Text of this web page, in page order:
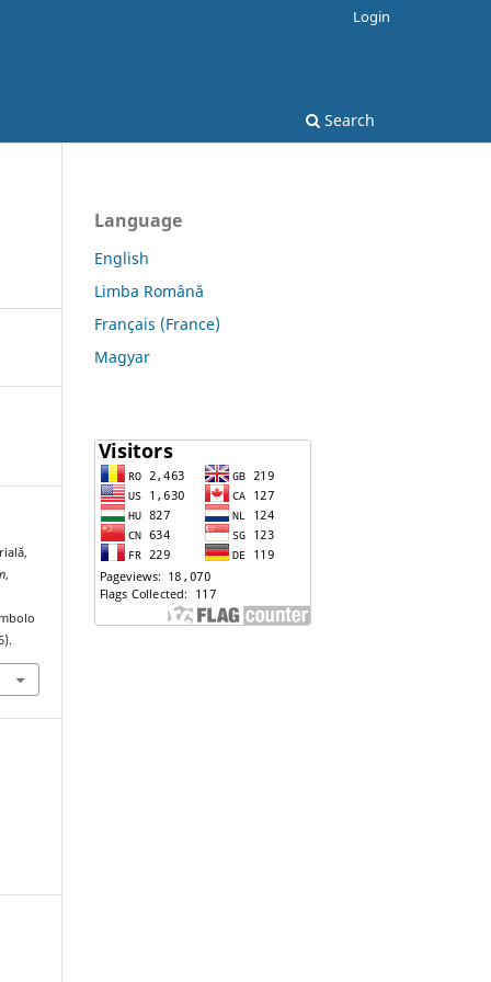
Search
Login
,
Language
English
Limba Română
Français (France)
Magyar